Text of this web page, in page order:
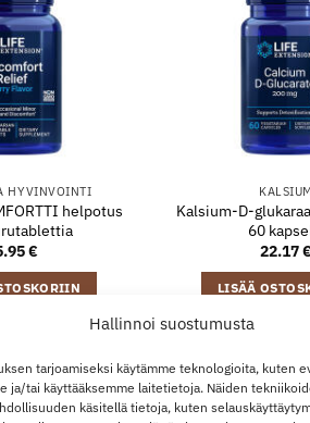
Hallinnoi suostumusta
tarjoamiseksi käytämme teknologioita, kuten
ja/tai käyttääksemme laitetietoja. Näiden
käsitellä tietoja, kuten
HYVINVOINTI
helpotus
€
KALSIUM
Kalsium-D-
60
22.17
LISÄÄ
Visa MasterCard